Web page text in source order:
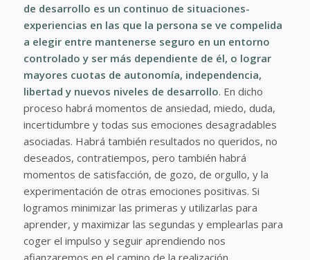
de desarrollo es un continuo de situaciones-
experiencias en las que la persona se ve compelida
a elegir entre mantenerse seguro en un entorno
controlado y ser más dependiente de él, o lograr
mayores cuotas de autonomía, independencia,
libertad y nuevos niveles de desarrollo. En dicho
proceso habrá momentos de ansiedad, miedo, duda,
incertidumbre y todas sus emociones desagradables
asociadas. Habrá también resultados no queridos, no
deseados, contratiempos, pero también habrá
momentos de satisfacción, de gozo, de orgullo, y la
experimentación de otras emociones positivas. Si
logramos minimizar las primeras y utilizarlas para
aprender, y maximizar las segundas y emplearlas para
coger el impulso y seguir aprendiendo nos
afianzaremos en el camino de la realización.